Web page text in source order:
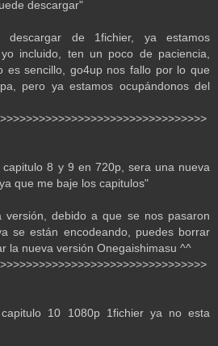
descargar"
descargar de 1fichier, ya estamos
incluido, ten un poco de paciencia,
es sencillo, go4up nos fallo por lo que
pero ya estamos ocupándonos del
8 y 9 en 720p, sera una nueva
que me baje los capitulos"
versión, debido a que se nos pasaron
se están encodeando, puedes borrar
la nueva versión Onegaishimasu ^^
10 1080p 1fichier ya no esta